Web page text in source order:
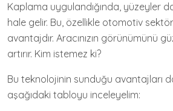
Kaplama uygulandığında, yüzeyler
hale gelir. Bu, özellikle otomotiv
avantajdır. Aracınızın görünümünü
artırır. Kim istemez ki?
Bu teknolojinin sunduğu avantajları
aşağıdaki tabloyu inceleyelim: